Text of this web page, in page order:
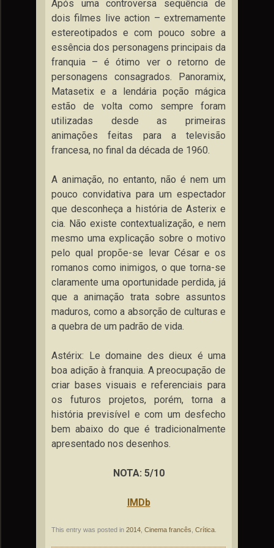
Após uma controversa sequência de
dois filmes live action – extremamente
estereotipados e com pouco sobre a
essência dos personagens principais da
franquia – é ótimo ver o retorno de
personagens consagrados. Panoramix,
Matasetix e a lendária poção mágica
estão de volta como sempre foram
utilizadas desde as primeiras
animações feitas para a televisão
francesa, no final da década de 1960.
A animação, no entanto, não é nem um
pouco convidativa para um espectador
que desconheça a história de Asterix e
cia. Não existe contextualização, e nem
mesmo uma explicação sobre o motivo
pelo qual propõe-se levar César e os
romanos como inimigos, o que torna-se
claramente uma oportunidade perdida, já
que a animação trata sobre assuntos
maduros, como a absorção de culturas e
a quebra de um padrão de vida.
Astérix: Le domaine des dieux é uma
boa adição à franquia. A preocupação de
criar bases visuais e referenciais para
os futuros projetos, porém, torna a
história previsível e com um desfecho
bem abaixo do que é tradicionalmente
apresentado nos desenhos.
NOTA: 5/10
IMDb
This entry was posted in 2014 Cinema francês Crítica